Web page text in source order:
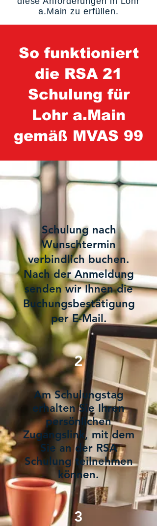
a.Main zu erfüllen.
So funktioniert
die RSA 21
Schulung für
Lohr a.Main
gemäß MVAS 99
Schulung nach
Wunschtermin
verbindlich buchen.
Nach der Anmeldung
senden wir Ihnen die
Buchungsbestätigung
per E-Mail.
2
Am Schulungstag
erhalten Sie Ihren
persönlichen
Zugangslink, mit dem
Sie an der RSA
Schulung teilnehmen
können.
3